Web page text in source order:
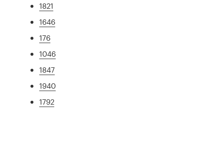
1821
1646
176
1046
1847
1940
1792